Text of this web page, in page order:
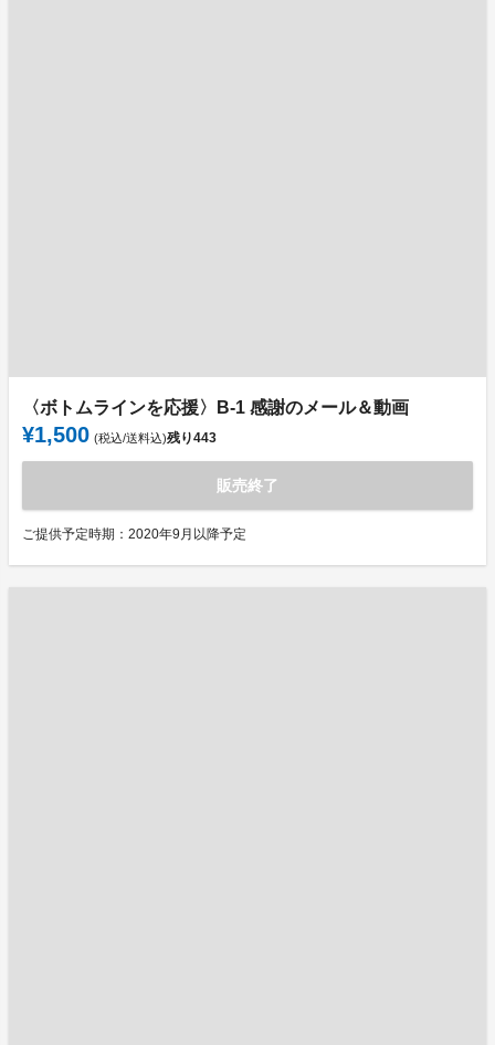
〈ボトムラインを応援〉B-1 感謝のメール＆動画
¥1,500 (税込/送料込)残り443
販売終了
ご提供予定時期：2020年9月以降予定